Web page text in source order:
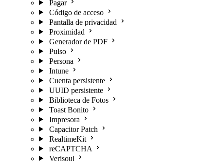
Pagar
Código de acceso
Pantalla de privacidad
Proximidad
Generador de PDF
Pulso
Persona
Intune
Cuenta persistente
UUID persistente
Biblioteca de Fotos
Toast Bonito
Impresora
Capacitor Patch
RealtimeKit
reCAPTCHA
Verisoul